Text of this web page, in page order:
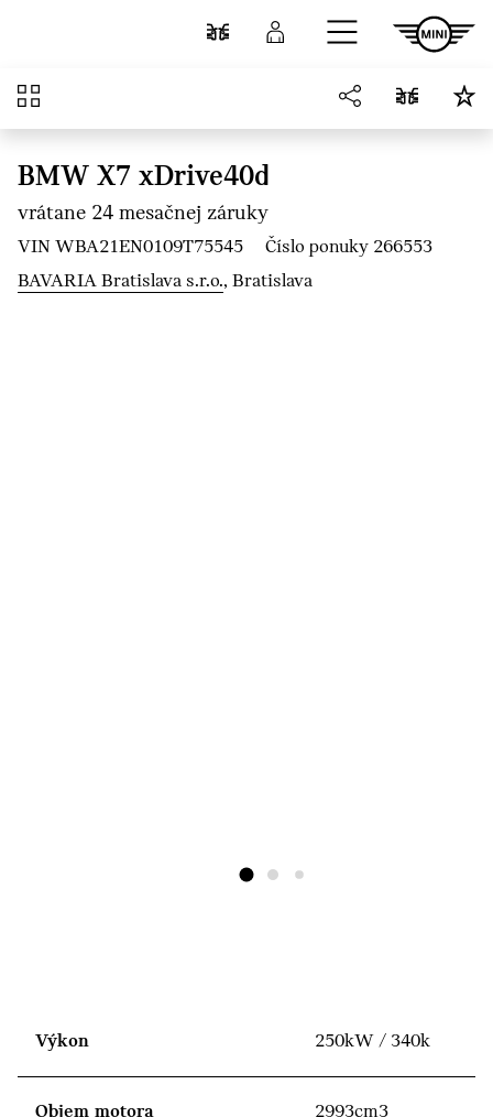
Porovnať Prihlásenie
Prehľad
BMW X7 xDrive40d
vrátane 24 mesačnej záruky
VIN WBA21EN0109T75545
Číslo ponuky 266553
BAVARIA Bratislava s.r.o., Bratislava
Výkon 250kW / 340k
Objem motora 2993cm3